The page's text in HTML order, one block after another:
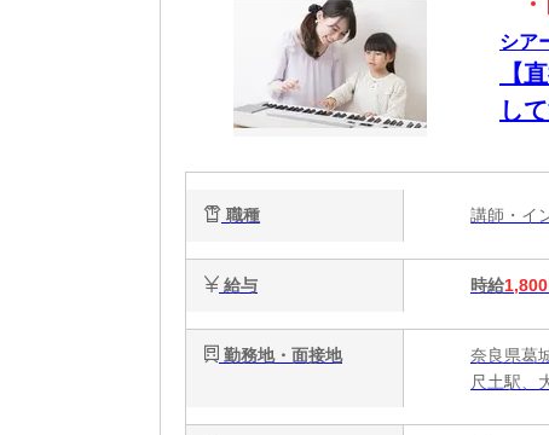
シア
【
し
職種 講師・イ
給与 時給1,800
勤務地・面接地
奈良県葛
尺土駅、